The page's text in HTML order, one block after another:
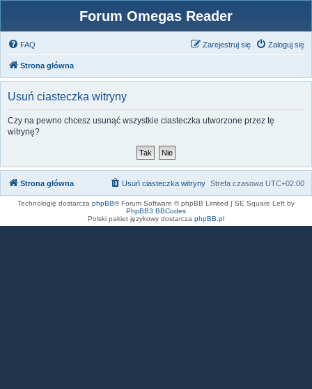
Forum Omegas Reader
FAQ Zaloguj się
Zarejestruj się
Strona główna
Usuń ciasteczka witryny
Czy na pewno chcesz usunąć wszystkie ciasteczka utworzone przez tę
witrynę?
Strona główna Strefa czasowa UTC+02:00
Usuń ciasteczka witryny
Technologię dostarcza phpBB® Forum Software © phpBB Limited | SE Square Left by
PhpBB3 BBCodes
Polski pakiet językowy dostarcza phpBB.pl